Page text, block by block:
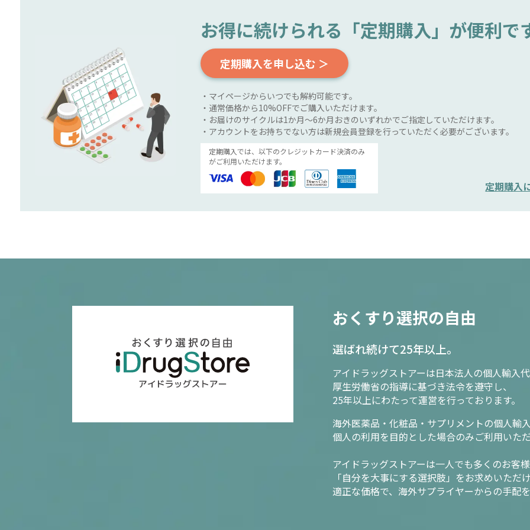
お得に続けられる 「定期購入」が便利で
定期購入を申し込む ＞
・マイページからいつでも解約可能です。
・通常価格から10%OFFでご購入いただけます。
・お届けのサイクルは1か月～6か月おきのいずれかでご指定していただけます。
・アカウントをお持ちでない方は新規会員登録を行っていただく必要がございます。
定期購入では、以下のクレジットカード決済のみ
がご利用いただけます。
定期購入
おくすり選択の自由
選ばれ続けて25年以上。
アイドラッグストアーは日本法人の個人輸入代
厚生労働省の指導に基づき法令を遵守し、
25年以上にわたって運営を行っております。
海外医薬品・化粧品・サプリメントの個人輸入
個人の利用を目的とした場合のみご利用いただ
アイドラッグストアーは一人でも多くのお客
「自分を大事にする選択肢」をお求めいただ
適正な価格で、海外サプライヤーからの手配